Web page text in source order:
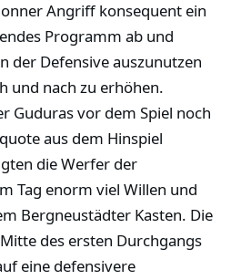
Angriff konsequent ein
Programm ab und
der Defensive auszunutzen
und nach zu erhöhen.
Guduras vor dem Spiel noch
aus dem Hinspiel
die Werfer der
Tag enorm viel Willen und
Bergneustädter Kasten. Die
des ersten Durchgangs
eine defensivere